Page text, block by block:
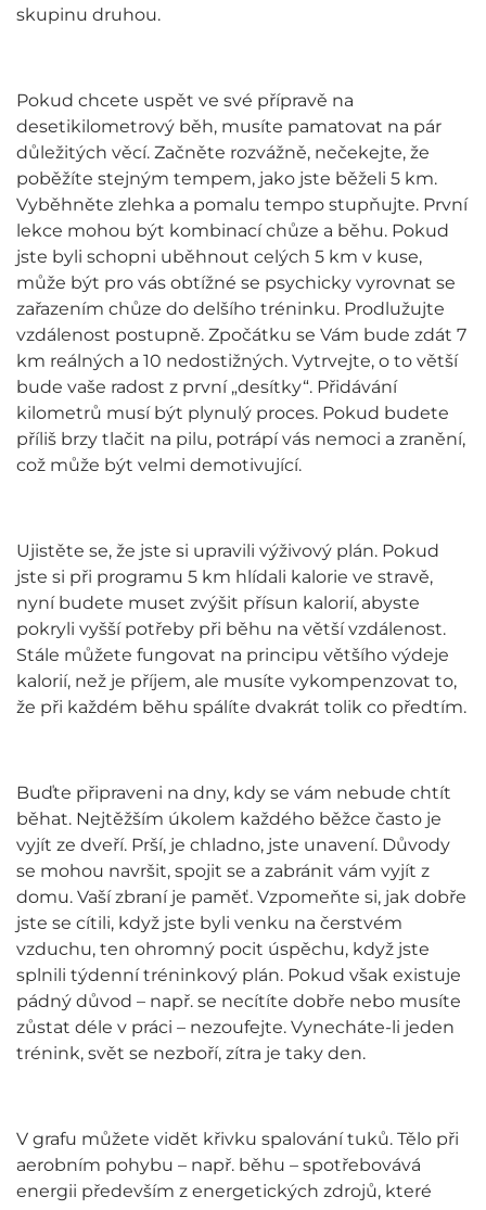
skupinu druhou.
Pokud chcete uspět ve své přípravě na
desetikilometrový běh, musíte pamatovat na pár
důležitých věcí. Začněte rozvážně, nečekejte, že
poběžíte stejným tempem, jako jste běželi 5 km.
Vyběhněte zlehka a pomalu tempo stupňujte. První
lekce mohou být kombinací chůze a běhu. Pokud
jste byli schopni uběhnout celých 5 km v kuse,
může být pro vás obtížné se psychicky vyrovnat se
zařazením chůze do delšího tréninku. Prodlužujte
vzdálenost postupně. Zpočátku se Vám bude zdát 7
km reálných a 10 nedostižných. Vytrvejte, o to větší
bude vaše radost z první „desítky“. Přidávání
kilometrů musí být plynulý proces. Pokud budete
příliš brzy tlačit na pilu, potrápí vás nemoci a zranění,
což může být velmi demotivující.
Ujistěte se, že jste si upravili výživový plán. Pokud
jste si při programu 5 km hlídali kalorie ve stravě,
nyní budete muset zvýšit přísun kalorií, abyste
pokryli vyšší potřeby při běhu na větší vzdálenost.
Stále můžete fungovat na principu většího výdeje
kalorií, než je příjem, ale musíte vykompenzovat to,
že při každém běhu spálíte dvakrát tolik co předtím.
Buďte připraveni na dny, kdy se vám nebude chtít
běhat. Nejtěžším úkolem každého běžce často je
vyjít ze dveří. Prší, je chladno, jste unavení. Důvody
se mohou navršit, spojit se a zabránit vám vyjít z
domu. Vaší zbraní je paměť. Vzpomeňte si, jak dobře
jste se cítili, když jste byli venku na čerstvém
vzduchu, ten ohromný pocit úspěchu, když jste
splnili týdenní tréninkový plán. Pokud však existuje
pádný důvod – např. se necítíte dobře nebo musíte
zůstat déle v práci – nezoufejte. Vynecháte-li jeden
trénink, svět se nezboří, zítra je taky den.
V grafu můžete vidět křivku spalování tuků. Tělo při
aerobním pohybu – např. běhu – spotřebovává
energii především z energetických zdrojů, které